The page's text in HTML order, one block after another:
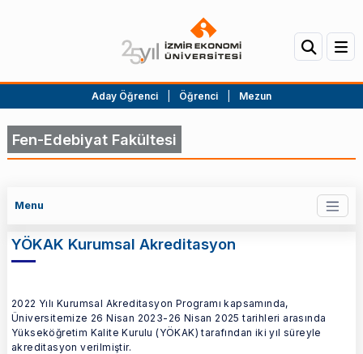
Aday Öğrenci Öğrenci Mezun
Fen-Edebiyat Fakültesi
Menu
YÖKAK Kurumsal Akreditasyon
2022 Yılı Kurumsal Akreditasyon Programı kapsamında,
Üniversitemize 26 Nisan 2023-26 Nisan 2025 tarihleri arasında
Yükseköğretim Kalite Kurulu (YÖKAK) tarafından iki yıl süreyle
akreditasyon verilmiştir.